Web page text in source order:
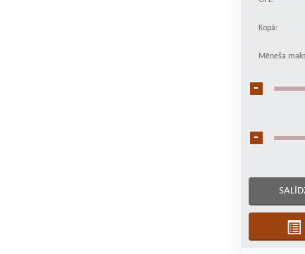
Kopā:
Mēneša
1 2